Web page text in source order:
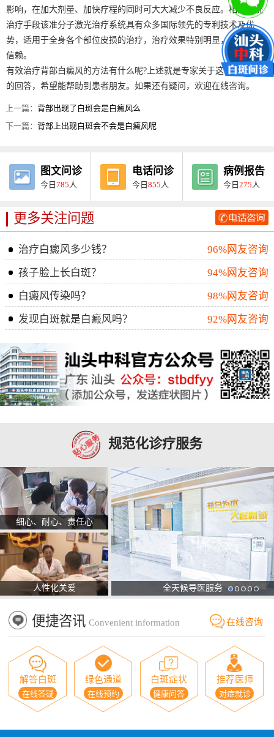
影响，在加大剂量、加快疗程的同时可大大减少不良反应。相对传统
治疗手段该准分子激光治疗系统具有众多国际领先的专利技术及优
势，适用于全身各个部位皮损的治疗，治疗效果特别明显，值得患者
信赖。
有效治疗背部白癜风的方法有什么呢?上述就是专家关于这个问题给出
的回答，希望能帮助到患者朋友。如果还有疑问，欢迎在线咨询。
上一篇：背部出现了白斑会是白癜风么
下一篇：背部上出现白斑会不会是白癜风呢
图文问诊
今日785 人
电话问诊
今日855 人
病例报告
今日275 人
更多关注问题
治疗白癜风多少钱？
96%网友咨询
孩子脸上长白斑？
94%网友咨询
白癜风传染吗？
98%网友咨询
发现白斑就是白癜风吗？
92%网友咨询
规范化诊疗服务
细心、耐心、责任心
人性化关爱 全天候导医服务
便捷咨讯 Convenient information 在线咨询
解答白斑
在线答疑
绿色通道
在线预约
白斑症状
健康问答
推荐医师
对症就诊